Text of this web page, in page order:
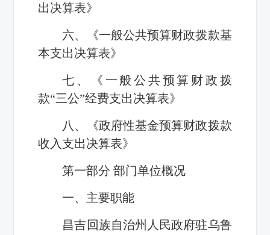
出决算表》
六、《一般公共预算财政拨款基
本支出决算表》
七、《一般公共预算财政拨
款“三公”经费支出决算表》
八、《政府性基金预算财政拨款
收入支出决算表》
第一部分 部门单位概况
一、主要职能
昌吉回族自治州人民政府驻乌鲁